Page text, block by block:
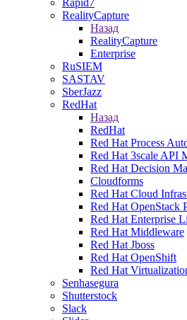
Rapid7
RealityCapture
Назад
RealityCapture
Enterprise
RuSIEM
SASTAV
SberJazz
RedHat
Назад
RedHat
Red Hat Process
Red Hat 3scale API
Red Hat Decision
Cloudforms
Red Hat Cloud
Red Hat OpenStack
Red Hat Enterprise
Red Hat Middleware
Red Hat Jboss
Red Hat OpenShift
Red Hat
Senhasegura
Shutterstock
Slack